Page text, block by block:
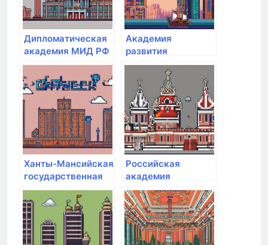
Дипломатическая
академия МИД РФ
Академия
развития
международных
отношений
Ханты-Мансийская
государственная
медицинская
академия
Российская
академия
народного
хозяйства и
государственной
службы при
Президенте РФ